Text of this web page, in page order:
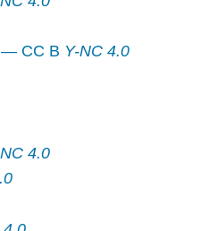
11.4：活动 3-加利福尼亚州兰开斯特的服装学 — CC B Y-NC 4.0
4.0